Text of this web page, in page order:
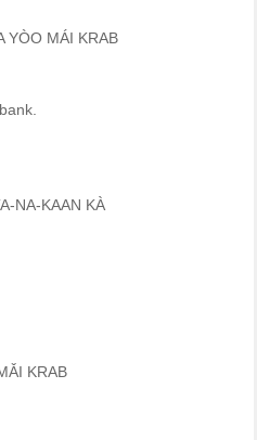
YÒO MÁI KRAB
NA-KAAN KÀ
KRAB